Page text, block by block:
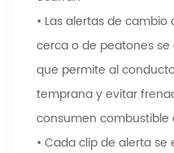
• Las alertas de
cerca o de peatones
que permite al
temprana y evitar
consumen combustible
• Cada clip de alerta